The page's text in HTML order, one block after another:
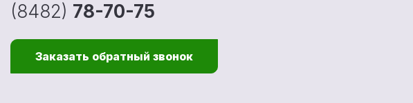
(8482) 78-70-75
Заказать обратный звонок